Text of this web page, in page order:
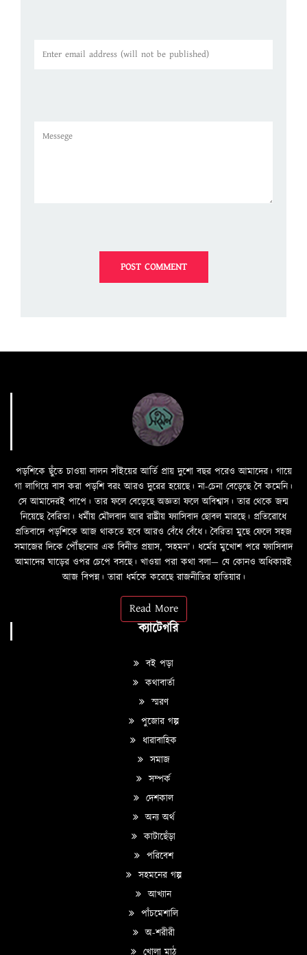
পড়শিকে ছুঁতে চাওয়া লালন সাঁইয়ের আর্তি প্রায় দুশো বছর পরেও আমাদের। গায়ে
গা লাগিয়ে বাস করা পড়শি বরং আরও দুরের হয়েছে। না-চেনা বেড়েছে বৈ কমেনি।
সে আমাদেরই পাপে। তার ফলে বেড়েছে অজ্ঞতা ফলে অবিশ্বাস। তার থেকে জন্ম
নিয়েছে বৈরিতা। ধর্মীয় মৌলবাদ আর রাষ্ট্রীয় ফ্যাসিবাদ ছোবল মারছে। প্রতিরোধে
প্রতিবাদে পড়শিকে আজ থাকতে হবে আরও বেঁধে বেঁধে। বৈরিতা মুছে ফেলে সহজ
সমাজের দিকে পৌঁছনোর এক বিনীত প্রয়াস, ‘সহমন’। ধর্মের মুখোশ পরে ফ্যাসিবাদ
আমাদের ঘাড়ের ওপর চেপে বসছে। খাওয়া পরা কথা বলা—­­ যে কোনও অধিকারই
আজ বিপন্ন। তারা ধর্মকে করেছে রাজনীতির হাতিয়ার।
Read More
ক্যাটেগরি
বই পড়া
কথাবার্তা
স্মরণ
পুজোর গল্প
ধারাবাহিক
সমাজ
সম্পর্ক
দেশকাল
অন্য অর্থ
কাটাছেঁড়া
পরিবেশ
সহমনের গল্প
আখ্যান
পাঁচমেশালি
অ-শরীরী
খোলা মাঠ